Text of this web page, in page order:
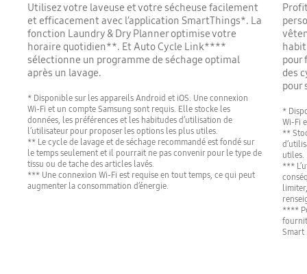
Utilisez votre laveuse et votre sécheuse facilement
et efficacement avec l’application SmartThings*. La
fonction Laundry & Dry Planner optimise votre
horaire quotidien**. Et Auto Cycle Link****
sélectionne un programme de séchage optimal
après un lavage.
* Disponible sur les appareils Android et iOS. Une connexion
Wi-Fi et un compte Samsung sont requis. Elle stocke les
données, les préférences et les habitudes d’utilisation de
l’utilisateur pour proposer les options les plus utiles.
** Le cycle de lavage et de séchage recommandé est fondé sur
le temps seulement et il pourrait ne pas convenir pour le type de
tissu ou de tache des articles lavés.
*** Une connexion Wi-Fi est requise en tout temps, ce qui peut
augmenter la consommation d’énergie.
pour
des
pour
*
Wi-Fi
**
utiles.
***
****
Smart